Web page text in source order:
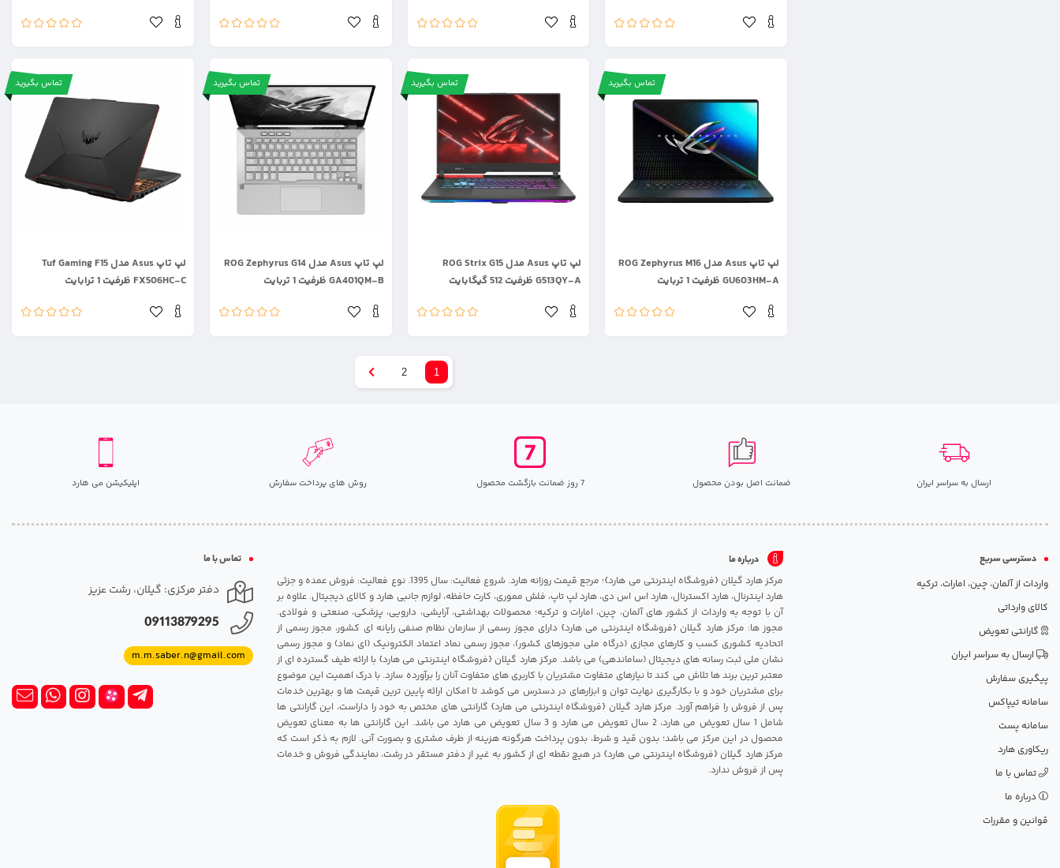
تماس بگیرید
لپ تاپ Asus مدل ROG Zephyrus M16
GU603HM-A ظرفیت 1 تربایت
تماس بگیرید
لپ تاپ Asus مدل ROG Strix G15
G513QY-A ظرفیت 512 گیگابایت
تماس بگیرید
لپ تاپ Asus مدل ROG Zephyrus G14
GA401QM-B ظرفیت 1 تربایت
تماس بگیرید
لپ تاپ Asus مدل Tuf Gaming F15
FX506HC-C ظرفیت 1 ترابایت
1
2
ارسال به سراسر ایران ضمانت اصل بودن محصول 7 روز ضمانت بازگشت محصول روش های پرداخت سفارش اپلیکیشن می هارد
دسترسی سریع
واردات از آلمان، چین، امارات، ترکیه
کالای وارداتی
گارانتی تعویض
ارسال به سراسر ایران
پیگیری سفارش
سامانه تیپاکس
سامانه پست
ریکاوری هارد
تماس با ما
درباره ما
قوانین و مقررات
درباره ما
مرکز هارد گیلان {فروشگاه اینترنتی می هارد}؛ مرجع قیمت روزانه هارد. شروع فعالیت: سال 1395. نوع فعالیت: فروش عمده و جزئی
هارد اینترنال، هارد اکسترنال، هارد اس اس دی، هارد لپ تاپ، فلش مموری، کارت حافظه، لوازم جانبی هارد و کالای دیجیتال. علاوه بر
آن با توجه به واردات از کشور های آلمان، چین، امارات و ترکیه؛ محصولات بهداشتی، آرایشی، دارویی، پزشکی، صنعتی و فولادی.
مجوز ها: مرکز هارد گیلان {فروشگاه اینترنتی می هارد} دارای مجوز رسمی از سازمان نظام صنفی رایانه ای کشور، مجوز رسمی از
اتحادیه کشوری کسب و کارهای مجازی (درگاه ملی مجوزهای کشور)، مجوز رسمی نماد اعتماد الکترونیک (ای نماد) و مجوز رسمی
نشان ملی ثبت رسانه های دیجیتال (ساماندهی) می باشد. مرکز هارد گیلان {فروشگاه اینترنتی می هارد} با ارائه طیف گسترده ای از
معتبر ترین برند ها تلاش می کند تا نیازهای متفاوت مشتریان با کاربری های متفاوت آنان را برآورده سازد. با درک اهمیت این موضوع
برای مشتریان خود و با بکارگیری نهایت توان و ابزارهای در دسترس می کوشد تا امکان ارائه پایین ترین قیمت ها و بهترین خدمات
پس از فروش را فراهم آورد. مرکز هارد گیلان {فروشگاه اینترنتی می هارد} گارانتی های مختص به خود را داراست، این گارانتی ها
شامل 1 سال تعویض می هارد، 2 سال تعویض می هارد و 3 سال تعویض می هارد می باشد. این گارانتی ها به معنای تعویض
محصول در این مرکز می باشد؛ بدون قید و شرط، بدون پرداخت هرگونه هزینه از طرف مشتری و بصورت آنی. لازم به ذکر است که
مرکز هارد گیلان {فروشگاه اینترنتی می هارد} در هیچ نقطه ای از کشور به غیر از دفتر مستقر در رشت، نمایندگی فروش و خدمات
پس از فروش ندارد.
تماس با ما
دفتر مرکزی: گیلان، رشت عزیز
09113879295
m.m.saber.n@gmail.com